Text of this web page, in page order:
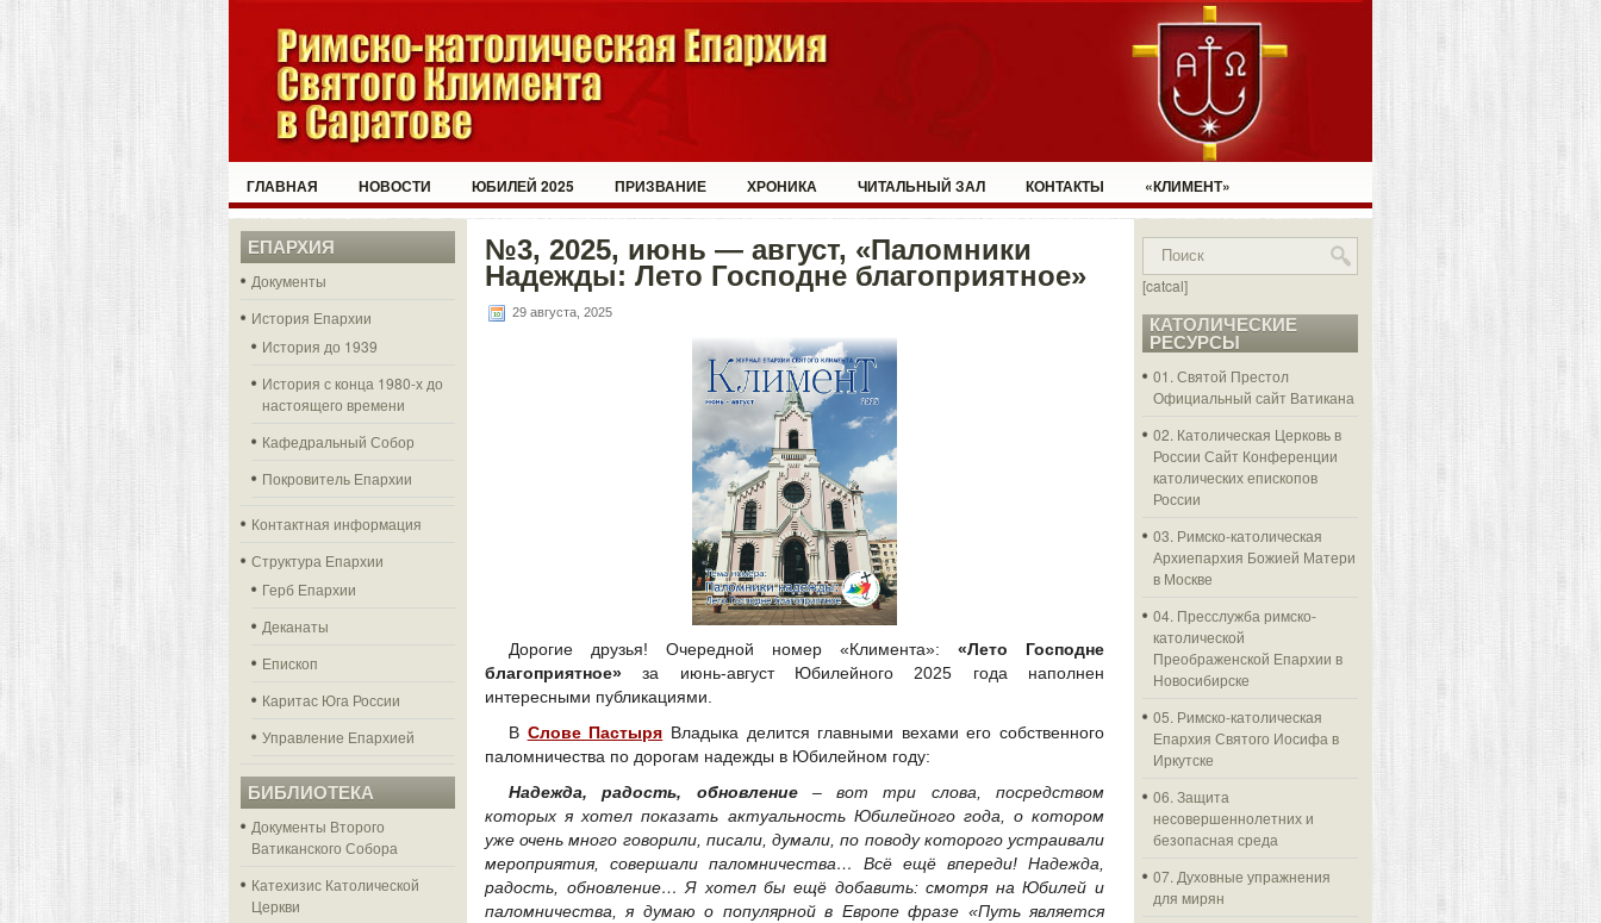
ГЛАВНАЯ НОВОСТИ ЮБИЛЕЙ 2025 ПРИЗВАНИЕ ХРОНИКА ЧИТАЛЬНЫЙ ЗАЛ КОНТАКТЫ «КЛИМЕНТ»
ЕПАРХИЯ
Документы
История Епархии
История до 1939
История с конца 1980-х до
настоящего времени
Кафедральный Собор
Покровитель Епархии
Контактная информация
Структура Епархии
Герб Епархии
Деканаты
Епископ
Каритас Юга России
Управление Епархией
БИБЛИОТЕКА
Документы Второго
Ватиканского Собора
Катехизис Католической
Церкви
№3, 2025, июнь — август, «Паломники
Надежды: Лето Господне благоприятное»
29 августа, 2025
Дорогие друзья! Очередной номер «Климента»: «Лето Господне
благоприятное» за июнь-август Юбилейного 2025 года наполнен
интересными публикациями.
В Слове Пастыря Владыка делится главными вехами его собственного
паломничества по дорогам надежды в Юбилейном году:
Надежда, радость, обновление– вот три слова, посредством
которых я хотел показать актуальность Юбилейного года, о котором
уже очень много говорили, писали, думали, по поводу которого устраивали
мероприятия, совершали паломничества… Всё ещё впереди! Надежда,
радость, обновление… Я хотел бы ещё добавить: смотря на Юбилей и
паломничества, я думаю о популярной в Европе фразе «Путь является
[catcal]
КАТОЛИЧЕСКИЕ
РЕСУРСЫ
01. Святой Престол
Официальный сайт Ватикана
02. Католическая Церковь в
России Сайт Конференции
католических епископов
России
03. Римско-католическая
Архиепархия Божией Матери
в Москве
04. Пресслужба римско-
католической
Преображенской Епархии в
Новосибирске
05. Римско-католическая
Епархия Святого Иосифа в
Иркутске
06. Защита
несовершеннолетних и
безопасная среда
07. Духовные упражнения
для мирян